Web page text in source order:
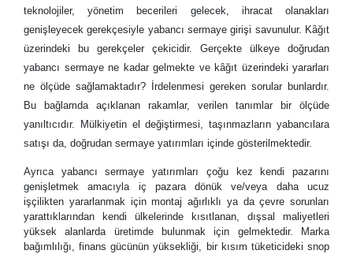
teknolojiler, yönetim becerileri gelecek, ihracat olanakları
genişleyecek gerekçesiyle yabancı sermaye girişi savunulur. Kâğıt
üzerindeki bu gerekçeler çekicidir. Gerçekte ülkeye doğrudan
yabancı sermaye ne kadar gelmekte ve kâğıt üzerindeki yararları
ne ölçüde sağlamaktadır? İrdelenmesi gereken sorular bunlardır.
Bu bağlamda açıklanan rakamlar, verilen tanımlar bir ölçüde
yanıltıcıdır. Mülkiyetin el değiştirmesi, taşınmazların yabancılara
satışı da, doğrudan sermaye yatırımları içinde gösterilmektedir.
Ayrıca yabancı sermaye yatırımları çoğu kez kendi pazarını
genişletmek amacıyla iç pazara dönük ve/veya daha ucuz
işçilikten yararlanmak için montaj ağırlıklı ya da çevre sorunları
yarattıklarından kendi ülkelerinde kısıtlanan, dışsal maliyetleri
yüksek alanlarda üretimde bulunmak için gelmektedir. Marka
bağımlılığı, finans gücünün yüksekliği, bir kısım tüketicideki snop